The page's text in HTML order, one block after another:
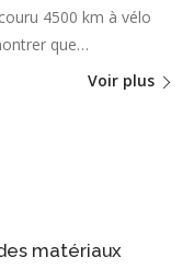
4500 km à vélo
que…
Voir plus
matériaux